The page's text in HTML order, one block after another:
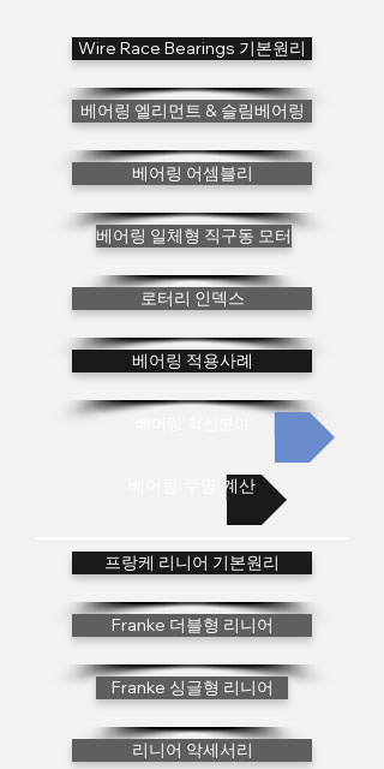
Wire Race Bearings 기본원리
베어링 엘리먼트 & 슬림베어링
베어링 어셈블리
베어링 일체형 직구동 모터
로터리 인덱스
베어링 적용사례
베어링 수명 계산
프랑케 리니어 기본원리
Franke 더블형 리니어
Franke 싱글형 리니어
리니어 악세서리